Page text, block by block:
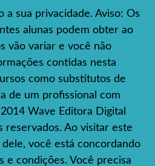
a sua privacidade. Aviso: Os
alunas podem obter ao
vão variar e você não
contidas nesta
como substitutos de
de um profissional com
Wave Editora Digital
reservados. Ao visitar este
você está concordando
e condições. Você precisa